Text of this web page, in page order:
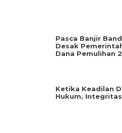
Pasca Banjir
Desak
Dana Pemulihan
Ketika Keadilan
Hukum,